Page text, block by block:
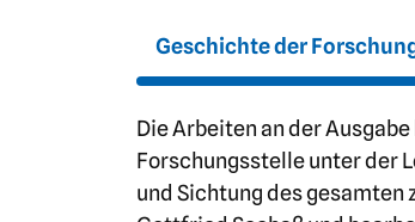
Geschichte der
Die Arbeiten an der
Forschungsstelle unter der
und Sichtung des